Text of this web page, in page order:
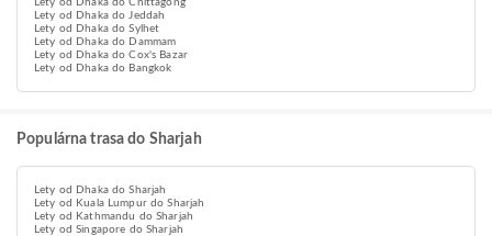
Lety od Dhaka do Chittagong
Lety od Dhaka do Jeddah
Lety od Dhaka do Sylhet
Lety od Dhaka do Dammam
Lety od Dhaka do Cox's Bazar
Lety od Dhaka do Bangkok
Populárna trasa do Sharjah
Lety od Dhaka do Sharjah
Lety od Kuala Lumpur do Sharjah
Lety od Kathmandu do Sharjah
Lety od Singapore do Sharjah